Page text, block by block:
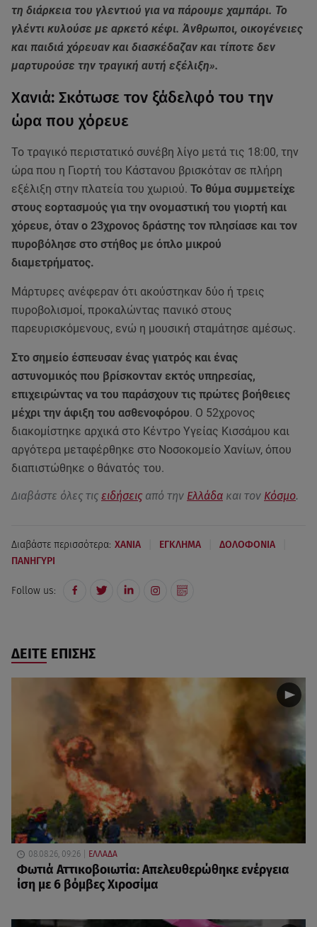
τη διάρκεια του γλεντιού για να πάρουμε χαμπάρι. Το
γλέντι κυλούσε με αρκετό κέφι. Άνθρωποι, οικογένειες
και παιδιά χόρευαν και διασκέδαζαν και τίποτε δεν
μαρτυρούσε την τραγική αυτή εξέλιξη».
Χανιά: Σκότωσε τον ξάδελφό του την
ώρα που χόρευε
Το τραγικό περιστατικό συνέβη λίγο μετά τις 18:00, την
ώρα που η Γιορτή του Κάστανου βρισκόταν σε πλήρη
εξέλιξη στην πλατεία του χωριού. Το θύμα συμμετείχε
στους εορτασμούς για την ονομαστική του γιορτή και
χόρευε, όταν ο 23χρονος δράστης τον πλησίασε και τον
πυροβόλησε στο στήθος με όπλο μικρού
διαμετρήματος.
Μάρτυρες ανέφεραν ότι ακούστηκαν δύο ή τρεις
πυροβολισμοί, προκαλώντας πανικό στους
παρευρισκόμενους, ενώ η μουσική σταμάτησε αμέσως.
Στο σημείο έσπευσαν ένας γιατρός και ένας
αστυνομικός που βρίσκονταν εκτός υπηρεσίας,
επιχειρώντας να του παράσχουν τις πρώτες βοήθειες
μέχρι την άφιξη του ασθενοφόρου. Ο 52χρονος
διακομίστηκε αρχικά στο Κέντρο Υγείας Κισσάμου και
αργότερα μεταφέρθηκε στο Νοσοκομείο Χανίων, όπου
διαπιστώθηκε ο θάνατός του.
Διαβάστε όλες τις ειδήσεις από την Ελλάδα και τον Κόσμο.
Διαβάστε περισσότερα: ΧΑΝΙΑ ΕΓΚΛΗΜΑ ΔΟΛΟΦΟΝΙΑ
ΠΑΝΗΓΥΡΙ
Follow us:
ΔΕΙΤΕ ΕΠΙΣΗΣ
08.08.26, 09:26 ΕΛΛΑΔΑ
Φωτιά Αττικοβοιωτία: Απελευθερώθηκε ενέργεια
ίση με 6 βόμβες Χιροσίμα